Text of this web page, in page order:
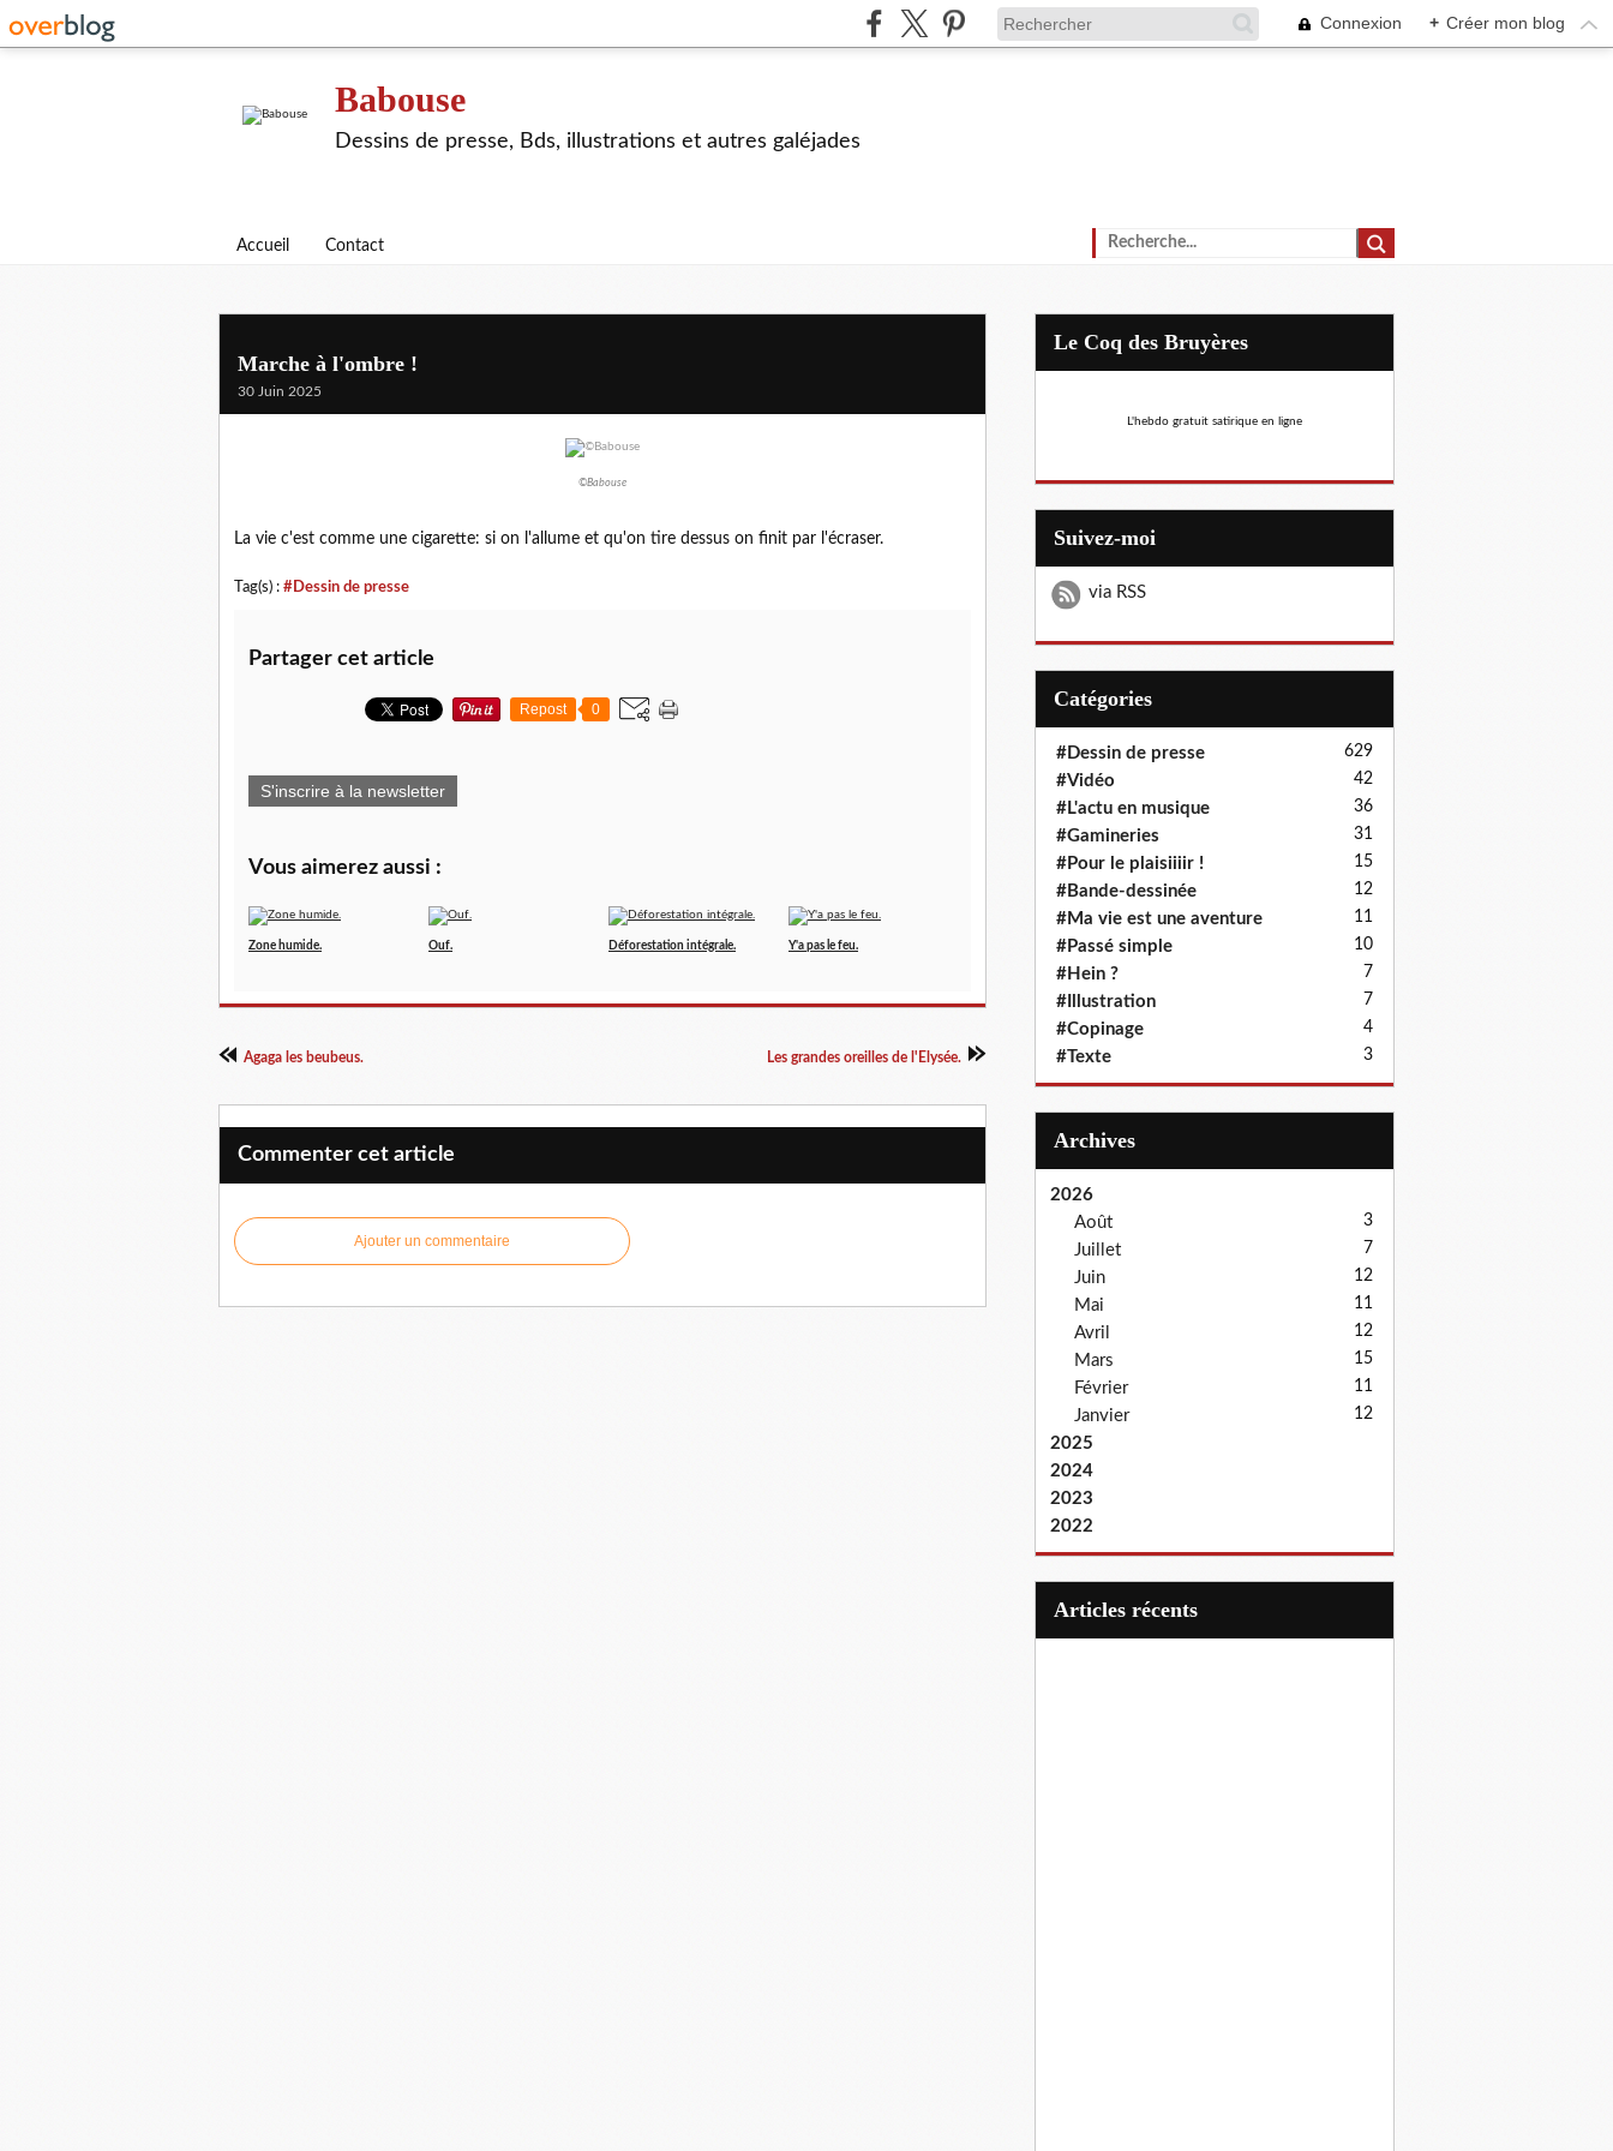
Connexion + Créer mon blog
Babouse
Dessins de presse, Bds, illustrations et autres galéjades
Accueil Contact
Marche à l'ombre !
30 Juin 2025
©Babouse
La vie c'est comme une cigarette: si on l'allume et qu'on tire dessus on finit par l'écraser.
Tag(s) : #Dessin de presse
Partager cet article
Repost 0
S'inscrire à la newsletter
Vous aimerez aussi :
Zone humide. Ouf. Déforestation intégrale. Y'a pas le feu.
Agaga les beubeus. Les grandes oreilles de l'Elysée.
Commenter cet article
Ajouter un commentaire
Le Coq des Bruyères
L'hebdo gratuit satirique en ligne
Suivez-moi
via RSS
Catégories
#Dessin de presse 629
#Vidéo 42
#L'actu en musique 36
#Gamineries 31
#Pour le plaisiiiir ! 15
#Bande-dessinée 12
#Ma vie est une aventure 11
#Passé simple 10
#Hein ? 7
#Illustration 7
#Copinage 4
#Texte 3
Archives
2026
Août
3
Juillet 7
Juin 12
Mai 11
Avril 12
Mars 15
Février 11
Janvier 12
2025
2024
2023
2022
articles récents